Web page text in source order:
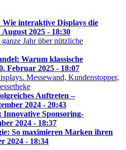
Wie interaktive Displays die
August 2025 - 18:30
Warum klassische
Februar 2025 - 18:07
Auftreten –
2024 - 20:43
Sponsoring-
2024 - 18:37
So maximieren Marken ihren
2024 - 18:34